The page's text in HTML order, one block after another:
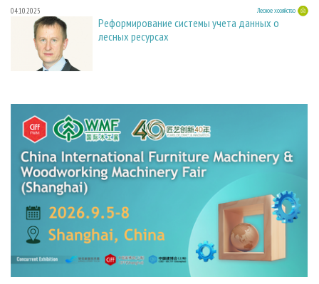
04.10.2025 Лесное хозяйство
Реформирование системы учета данных о
лесных ресурсах